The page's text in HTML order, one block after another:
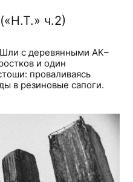
ч.2)
Шли с деревянными АК–
и один
проваливаясь
в резиновые сапоги.